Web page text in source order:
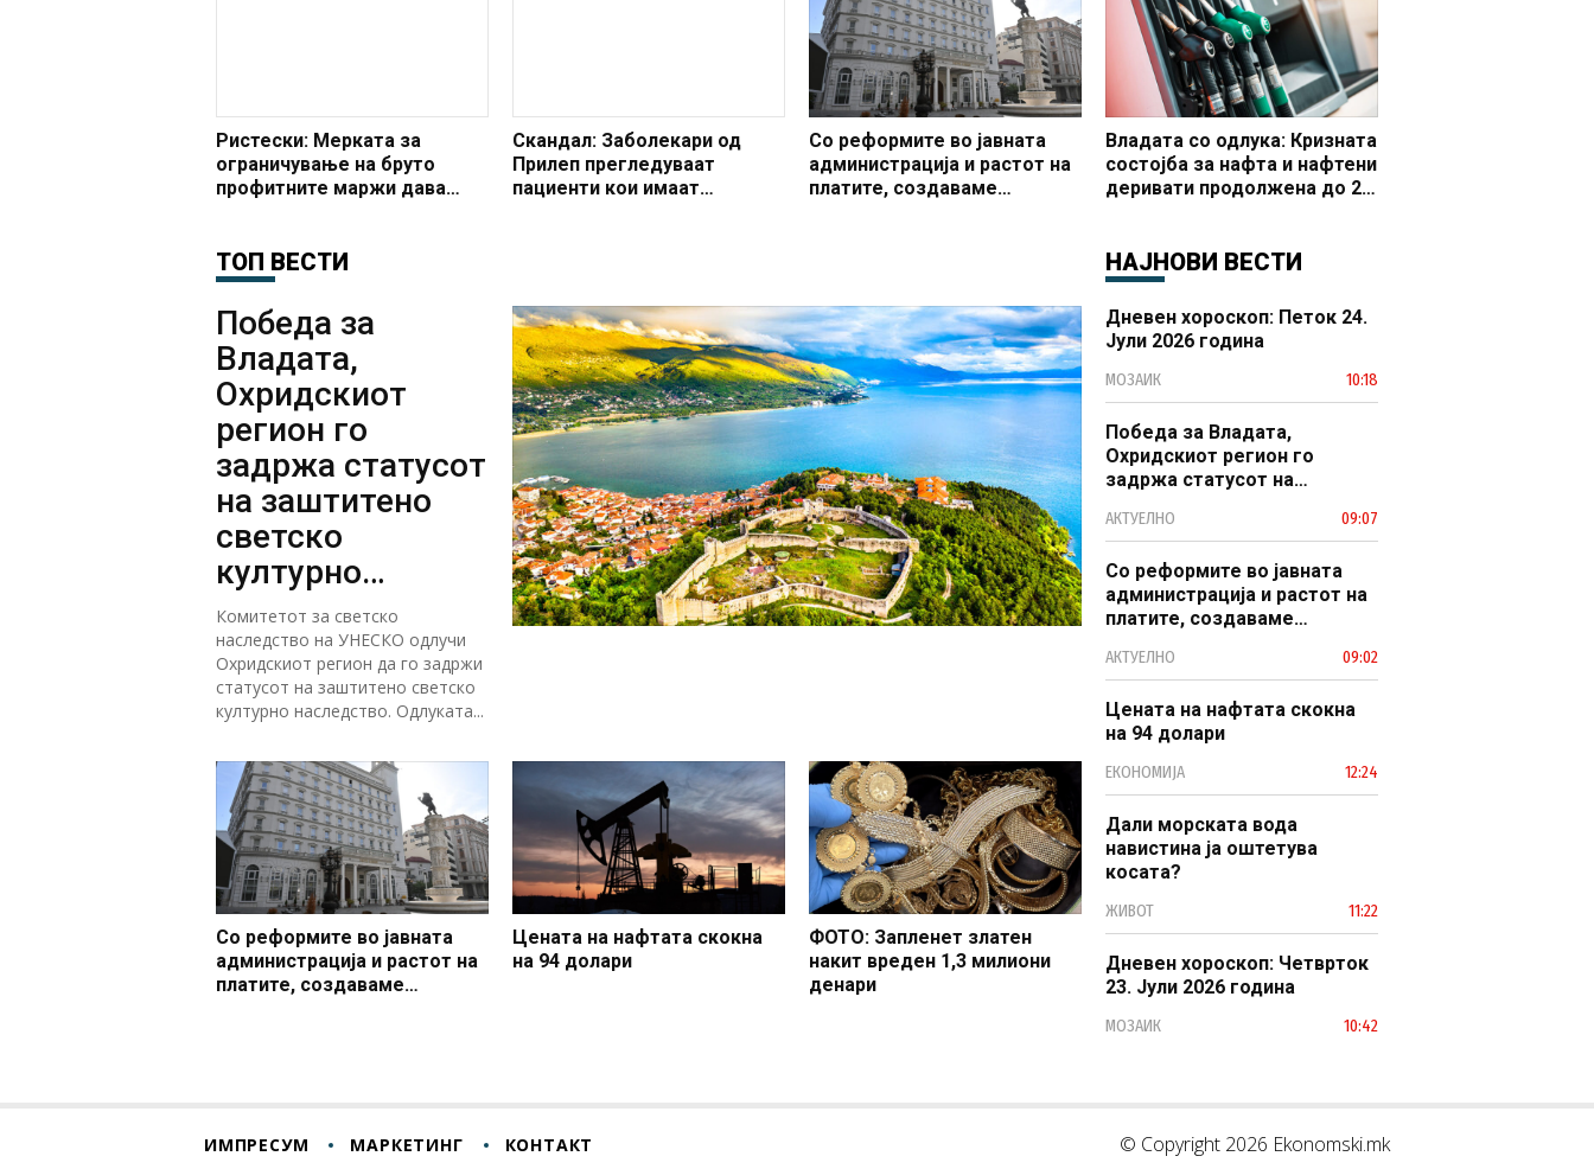
Ристески: Мерката за
ограничување на бруто
профитните маржи дава
Скандал: Заболекари од
Прилеп прегледуваат
пациенти кои имаат
Со реформите во јавната
администрација и растот на
платите, создаваме
Владата со одлука: Кризната
состојба за нафта и нафтени
деривати продолжена до 20
ТОП ВЕСТИ
Победа за
Владата,
Охридскиот
регион го
задржа статусот
на заштитено
светско
културно
наследство
Комитетот за светско
наследство на УНЕСКО одлучи
Охридскиот регион да го задржи
статусот на заштитено светско
културно наследство. Одлуката...
Со реформите во јавната
администрација и растот на
платите, создаваме
Цената на нафтата скокна
на 94 долари
ФОТО: Запленет златен
накит вреден 1,3 милиони
денари
НАЈНОВИ ВЕСТИ
Дневен хороскоп: Петок 24.
Јули 2026 година
МОЗАИК 10:18
Победа за Владата,
Охридскиот регион го
задржа статусот на
наследство
АКТУЕЛНО 09:07
Со реформите во јавната
администрација и растот на
платите, создаваме
модерен јавен сектор
АКТУЕЛНО 09:02
Цената на нафтата скокна
на 94 долари
ЕКОНОМИЈА 12:24
Дали морската вода
навистина ја оштетува
косата?
ЖИВОТ 11:22
Дневен хороскоп: Четврток
23. Јули 2026 година
МОЗАИК 10:42
ИМПРЕСУМ МАРКЕТИНГ КОНТАКТ © Copyright 2026 Ekonomski.mk